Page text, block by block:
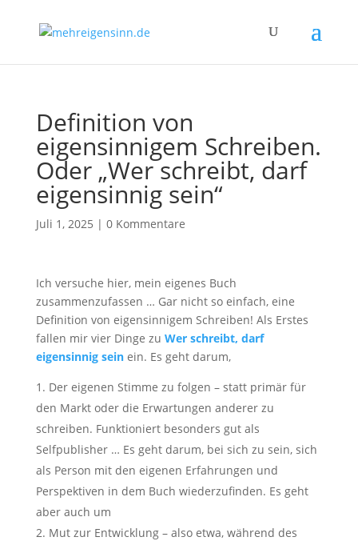
Definition von
eigensinnigem Schreiben.
Oder „Wer schreibt, darf
eigensinnig sein“
Juli 1, 2025 | 0 Kommentare
Ich versuche hier, mein eigenes Buch
zusammenzufassen … Gar nicht so einfach, eine
Definition von eigensinnigem Schreiben! Als Erstes
fallen mir vier Dinge zu Wer schreibt, darf
eigensinnig seinein. Es geht darum,
Der eigenen Stimme zu folgen – statt primär für
den Markt oder die Erwartungen anderer zu
schreiben. Funktioniert besonders gut als
Selfpublisher … Es geht darum, bei sich zu sein, sich
als Person mit den eigenen Erfahrungen und
Perspektiven in dem Buch wiederzufinden. Es geht
aber auch um
Mut zur Entwicklung – also etwa, während des